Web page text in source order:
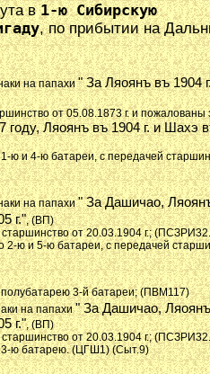
в1-ю Сибирскую
, по прибытии на
на папахи" За Ляоянъ въ 1904
от 05.08.1873 г. и пожалованы
году, Ляоянъ въ 1904 г. и Шахэ
ю и 4-ю батареи, с передачей
на папахи" За Дашичао,
г.", (ВП)
от 20.03.1904 г.;
2-ю и 5-ю батареи, с передачей
полубатарею 3-й батареи; (ПВМ117)
на папахи" За Дашичао,
г.", (ВП)
от 20.03.1904 г.;
3-ю батарею. (ЦГШ1) (Сыт.9)